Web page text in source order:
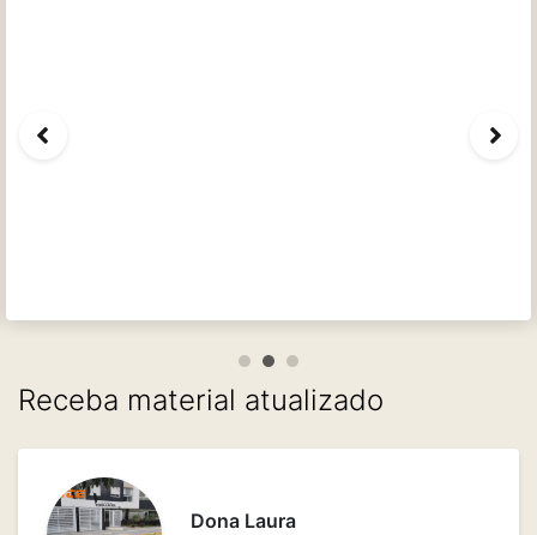
Receba material atualizado
Dona Laura